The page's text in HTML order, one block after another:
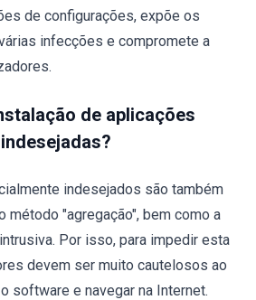
de configurações, expõe os
infecções e compromete a
de aplicações
indesejados são também
método "agregação", bem como a
Por isso, para impedir esta
devem ser muito cautelosos ao
software e navegar na Internet.